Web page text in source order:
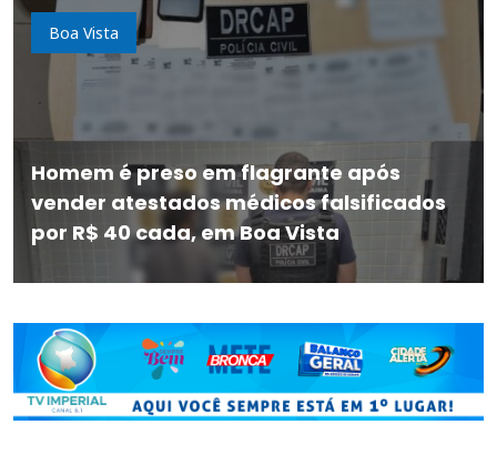
Boa Vista
Homem é preso em flagrante após
vender atestados médicos falsificados
por R$ 40 cada, em Boa Vista